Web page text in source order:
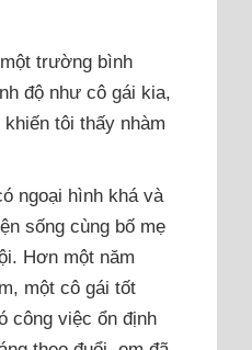
trường bình
độ như cô gái kia,
tôi thấy nhàm
ngoại hình khá và
sống cùng bố mẹ
Hơn một năm
một cô gái tốt
công việc ổn định